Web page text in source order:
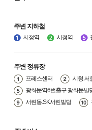
주변 지하철
시청역 시청역
주변 정류장
프레스센터 시청.서
광화문역6번출구.광화문빌
서린동.SK서린빌딩